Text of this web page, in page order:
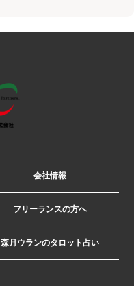
会社情報
フリーランスの方へ
森月ウランのタロット占い